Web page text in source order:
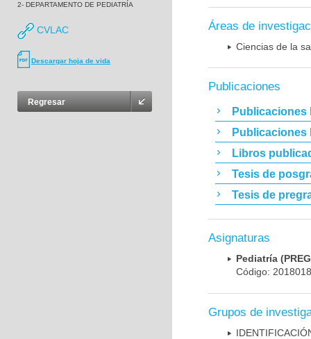
2- DEPARTAMENTO DE PEDIATRÍA
CVLAC
Descargar hoja de vida
Regresar
Áreas de
Ciencias de la
Publicaciones
Publicaciones
Publicaciones
Libros
Tesis de
Tesis de
Asignaturas
Pediatría
Código:
Grupos de